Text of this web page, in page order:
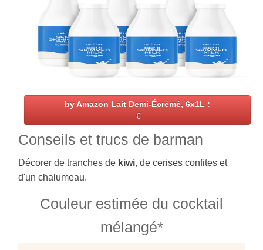
by Amazon Lait Demi-Écrémé, 6x1L :
€
Conseils et trucs de barman
Décorer de tranches de kiwi, de cerises confites et
d'un chalumeau.
Couleur estimée du cocktail
mélangé*